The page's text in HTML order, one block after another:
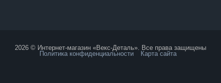
2026 © Интернет-магазин «Векс-Деталь». Все права защищены
Политика конфиденциальности
Карта сайта